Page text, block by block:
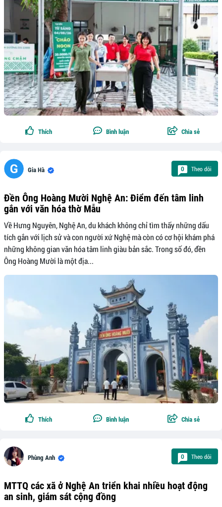
Thích Bình luận Chia sẻ
Gia Hà 0 Theo dõi
Đền Ông Hoàng Mười Nghệ An: Điểm đến tâm linh
gắn với văn hóa thờ Mẫu
Về Hưng Nguyên, Nghệ An, du khách không chỉ tìm thấy những dấu
tích gắn với lịch sử và con người xứ Nghệ mà còn có cơ hội khám phá
những không gian văn hóa tâm linh giàu bản sắc. Trong số đó, đền
Ông Hoàng Mười là một địa...
Thích Bình luận Chia sẻ
Phùng Anh 0 Theo dõi
MTTQ các xã ở Nghệ An triển khai nhiều hoạt động
an sinh, giám sát cộng đồng